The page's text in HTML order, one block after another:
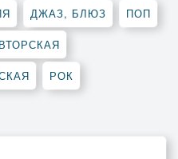
ДЖАЗ, БЛЮЗ ПОП
РОК